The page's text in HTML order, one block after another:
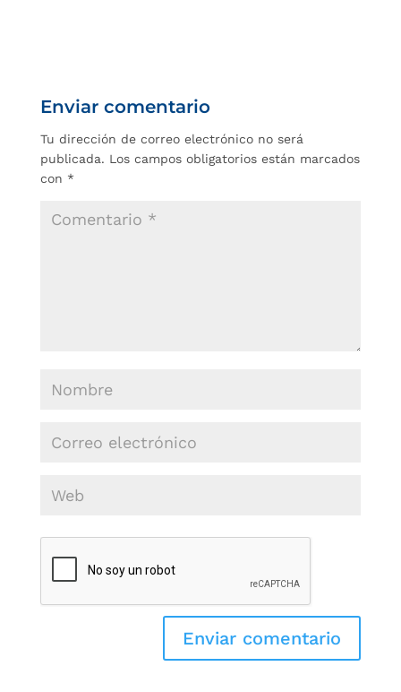
Enviar comentario
Tu dirección de correo electrónico no será
publicada. Los campos obligatorios están marcados
con *